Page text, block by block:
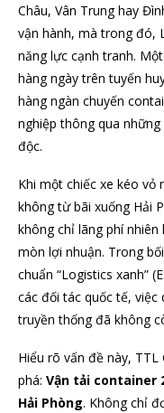
Châu, Vân Trung hay
vận hành, mà trong đó,
năng lực cạnh tranh.
hàng ngày trên tuyến
hàng ngàn chuyến
nghiệp thông qua
độc.
Khi một chiếc xe kéo vỏ
không từ bãi xuống Hải
không chỉ lãng phí
mòn lợi nhuận. Trong
chuẩn “Logistics xanh”
các đối tác quốc tế,
truyền thống đã không
Hiểu rõ vấn đề này,
phá: Vận tải container
Hải Phòng. Không chỉ